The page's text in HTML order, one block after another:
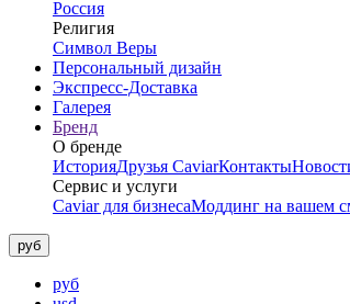
Россия
Религия
Символ Веры
Персональный дизайн
Экспресс-Доставка
Галерея
Бренд
О бренде
ИсторияДрузья CaviarКонтакты
Сервис и услуги
Caviar для бизнесаМоддинг на вашем
руб
руб